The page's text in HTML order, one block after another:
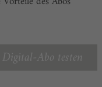
Digital-Abo testen